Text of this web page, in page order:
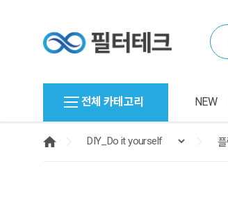
전체 카테고리 NEW